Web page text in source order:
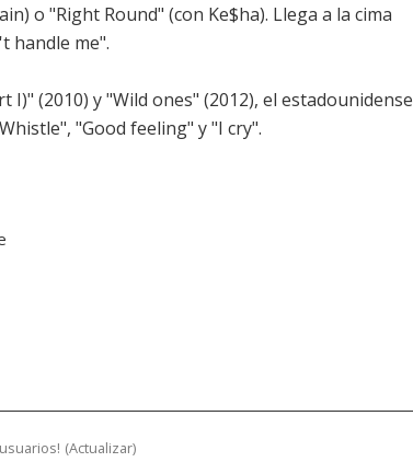
o "Right Round" (con Ke$ha). Llega a la cima
handle me".
(2010) y "Wild ones" (2012), el estadounidense
"Good feeling" y "I cry".
(Actualizar)